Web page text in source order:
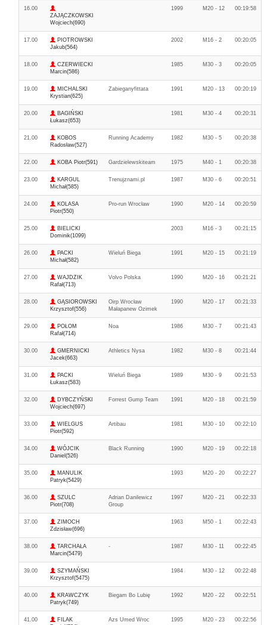
16.00
ZAJĄCZKOWSKI
Wojciech(690)
1999 M20 - 12 00:19:58
17.00
PIOTROWSKI
Jakub(564)
2002 M16 - 2 00:20:05
18.00
CZERWIECKI
Marcin(586)
1985 M30 - 3 00:20:05
19.00
MICHALSKI
Krystian(625)
Zabieganyfittata 1991 M20 - 13 00:20:19
20.00
BAGIŃSKI
Łukasz(653)
1981 M30 - 4 00:20:31
21.00
KOBOS
Radosław(527)
Running Academy 1982 M30 - 5 00:20:38
22.00 KOBA Piotr(591) Gardzielewskiteam 1975 M40 - 1 00:20:38
23.00
KARGUL
Michał(585)
Trenujznami.pl 1987 M30 - 6 00:20:51
24.00
KOLASA
Piotr(550)
Pro-run Wrocław 1990 M20 - 14 00:20:59
25.00
BIELICKI
Dominik(1099)
2003 M16 - 3 00:21:15
26.00
PACKI
Michał(582)
Wieluń Biega 1991 M20 - 15 00:21:19
27.00
WAJDZIK
Rafał(713)
Volvo Polska 1990 M20 - 16 00:21:21
28.00
GĄSIOROWSKI
Krzysztof(556)
Oirp Wrocław
Małapanew Ozimek
1990 M20 - 17 00:21:33
29.00
POŁOM
Rafał(714)
Noa 1986 M30 - 7 00:21:43
30.00
GMERNICKI
Jacek(663)
Athletics Nysa 1982 M30 - 8 00:21:44
31.00
PACKI
Łukasz(583)
Wieluń Biega 1989 M30 - 9 00:21:53
32.00
DYBCZYŃSKI
Wojciech(697)
Forrest Gump Team 1991 M20 - 18 00:21:59
33.00
WIELGUS
Piotr(592)
Artibau 1981 M30 - 10 00:22:10
34.00
WÓJCIK
Daniel(526)
Black Running 1990 M20 - 19 00:22:18
35.00
MANULIK
Patryk(5429)
1993 M20 - 20 00:22:27
36.00
SZULC
Piotr(708)
Adrian Danilewicz
Group
1997 M20 - 21 00:22:33
37.00
ZIMOCH
Zdzisław(696)
1963 M50 - 1 00:22:43
38.00
TARCHAŁA
Marcin(5479)
- 1987 M30 - 11 00:22:45
39.00
SZYMAŃSKI
Krzysztof(5475)
1984 M30 - 12 00:22:48
40.00
KRAWCZYK
Patryk(749)
Biegam Bo Lubię 1992 M20 - 22 00:22:51
41.00
FILAK
Azs Umed Wroc 1995 M20 - 23 00:22:56